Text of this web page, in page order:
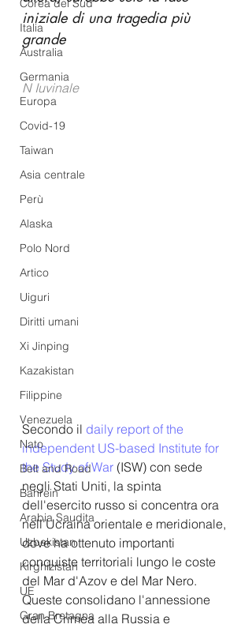
Corea del Sud
Italia
Australia
Germania
Europa
Covid-19
Taiwan
Asia centrale
Perù
Alaska
Polo Nord
Artico
Uiguri
Diritti umani
Xi Jinping
Kazakistan
Filippine
Venezuela
Nato
Belt and Road
Bahrein
Arabia Saudita
Uzbekistan
Kirghizistan
UE
Gran Bretagna
iniziale di una tragedia più
grande
N Iuvinale
Secondo il daily report of the
independent US-based Institute for
the Study of War (ISW) con sede
negli Stati Uniti, la spinta
dell'esercito russo si concentra ora
nell'Ucraina orientale e meridionale,
dove ha ottenuto importanti
conquiste territoriali lungo le coste
del Mar d'Azov e del Mar Nero.
Queste consolidano l'annessione
della Crimea alla Russia e